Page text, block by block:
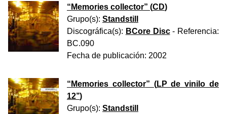
“ Memories collector” (CD)
Grupo(s): Standstill
Discográfica(s): BCore Disc- Referencia:
BC.090
Fecha de publicación: 2002
“ Memories collector” (LP de vinilo de
12’’)
Grupo(s): Standstill